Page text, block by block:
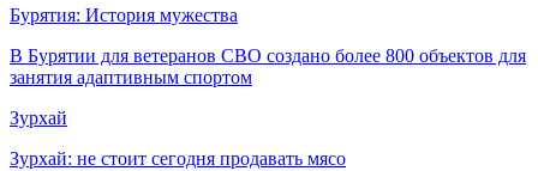
Бурятия: История мужества
В Бурятии для ветеранов СВО создано более 800 объектов для
занятия адаптивным спортом
Зурхай
Зурхай: не стоит сегодня продавать мясо